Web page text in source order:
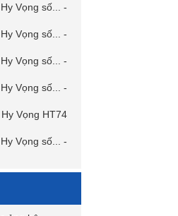
Vọng số...
-
Vọng số...
-
Vọng số...
-
Vọng số...
-
Vọng HT74
Vọng số...
-